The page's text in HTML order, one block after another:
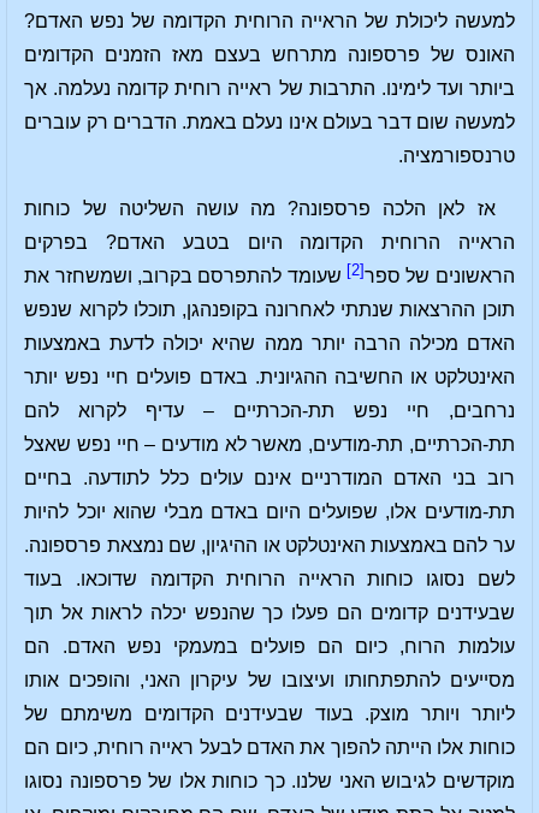
למעשה ליכולת של הראייה הרוחית הקדומה של נפש האדם?
האונס של פרספונה מתרחש בעצם מאז הזמנים הקדומים
ביותר ועד לימינו. התרבות של ראייה רוחית קדומה נעלמה. אך
למעשה שום דבר בעולם אינו נעלם באמת. הדברים רק עוברים
טרנספורמציה.
אז לאן הלכה פרספונה? מה עושה השליטה של כוחות
הראייה הרוחית הקדומה היום בטבע האדם? בפרקים
הראשונים של ספר[2]
שעומד להתפרסם בקרוב, ושמשחזר את
תוכן ההרצאות שנתתי לאחרונה בקופנהגן, תוכלו לקרוא שנפש
האדם מכילה הרבה יותר ממה שהיא יכולה לדעת באמצעות
האינטלקט או החשיבה ההגיונית. באדם פועלים חיי נפש יותר
נרחבים, חיי נפש תת-הכרתיים – עדיף לקרוא להם
תת-הכרתיים, תת-מודעים, מאשר לא מודעים – חיי נפש שאצל
רוב בני האדם המודרניים אינם עולים כלל לתודעה. בחיים
תת-מודעים אלו, שפועלים היום באדם מבלי שהוא יוכל להיות
ער להם באמצעות האינטלקט או ההיגיון, שם נמצאת פרספונה.
לשם נסוגו כוחות הראייה הרוחית הקדומה שדוכאו. בעוד
שבעידנים קדומים הם פעלו כך שהנפש יכלה לראות אל תוך
עולמות הרוח, כיום הם פועלים במעמקי נפש האדם. הם
מסייעים להתפתחותו ועיצובו של עיקרון האני, והופכים אותו
ליותר ויותר מוצק. בעוד שבעידנים הקדומים משימתם של
כוחות אלו הייתה להפוך את האדם לבעל ראייה רוחית, כיום הם
מוקדשים לגיבוש האני שלנו. כך כוחות אלו של פרספונה נסוגו